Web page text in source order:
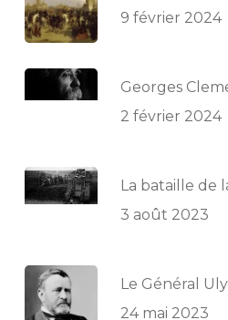
9 février 2024
Georges
2 février 2024
La bataille de
3 août 2023
Le Général
24 mai 2023